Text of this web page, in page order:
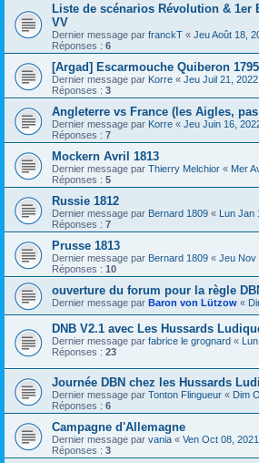
Liste de scénarios Révolution &
VV
Dernier message par franckT « Jeu Août 18,
Réponses : 6
[Argad] Escarmouche Quiberon 1795
Dernier message par Korre « Jeu Juil 21,
Réponses : 3
Angleterre vs France (les Aigles,
Dernier message par Korre « Jeu Juin 16,
Réponses : 7
Mockern Avril 1813
Dernier message par Thierry Melchior « Mer
Réponses : 5
Russie 1812
Dernier message par Bernard 1809 « Lun Jan
Réponses : 7
Prusse 1813
Dernier message par Bernard 1809 « Jeu Nov
Réponses : 10
ouverture du forum pour la règle
Dernier message par Baron von Lützow «
DNB V2.1 avec Les Hussards
Dernier message par fabrice le grognard «
Réponses : 23
Journée DBN chez les Hussards
Dernier message par Tonton Flingueur « Dim
Réponses : 6
Campagne d'Allemagne
Dernier message par vania « Ven Oct 08,
Réponses : 3